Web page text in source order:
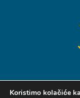
Koristimo kolačiće